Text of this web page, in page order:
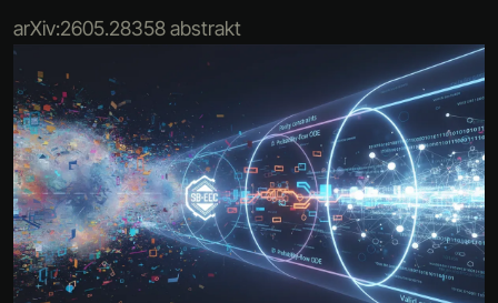
arXiv:2605.28358 abstrakt